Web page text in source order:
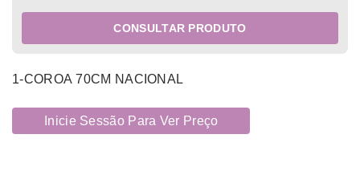
CONSULTAR PRODUTO
1-COROA 70CM NACIONAL
Inicie Sessão Para Ver Preço